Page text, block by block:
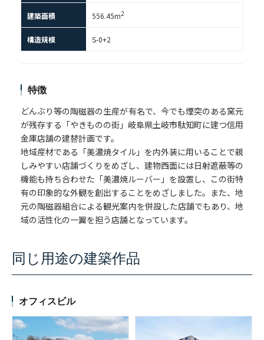
建築面積 556.45m2
構造規模 S-0+2
特徴
どんぶり等の陶磁器の生産が有名で、今でも煙突のある窯元
が残存する「やきものの街」岐阜県土岐市駄知町に建つ信用
金庫店舗の建替計画です。
地域産材である「美濃焼タイル」を内外装に用いることで親
しみやすい店舗づくりをめざし、建物西面には日射遮蔽等の
機能も持ち合わせた「美濃焼ルーバー」を設置し、この街特
有の印象的な外観を創出することをめざしました。また、地
元の陶磁器組合による観光案内を併設した店舗でもあり、地
域の活性化の一翼を担う店舗となっています。
同じ用途の建築作品
オフィスビル